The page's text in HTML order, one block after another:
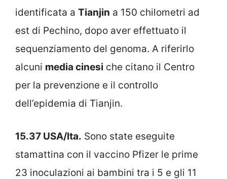
identificata a Tianjin a 150 chilometri ad
est di Pechino, dopo aver effettuato il
sequenziamento del genoma. A riferirlo
alcuni media cinesi che citano il Centro
per la prevenzione e il controllo
dell’epidemia di Tianjin.
15.37 USA/Ita. Sono state eseguite
stamattina con il vaccino Pfizer le prime
23 inoculazioni ai bambini tra i 5 e gli 11